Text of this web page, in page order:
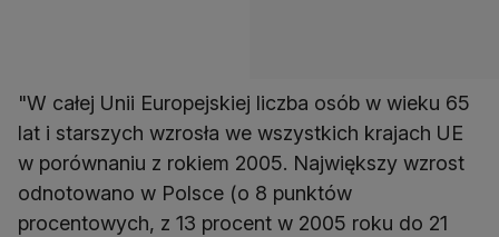
"W całej Unii Europejskiej liczba osób w wieku 65
lat i starszych wzrosła we wszystkich krajach UE
w porównaniu z rokiem 2005. Największy wzrost
odnotowano w Polsce (o 8 punktów
procentowych, z 13 procent w 2005 roku do 21